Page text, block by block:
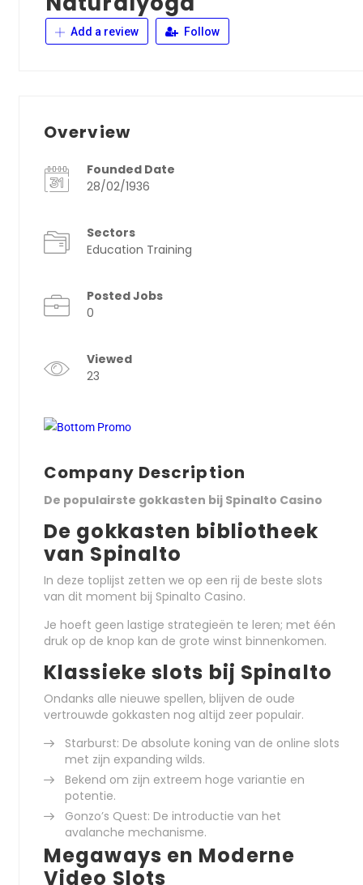
Add a review Follow
Overview
Founded Date
28/02/1936
Sectors
Education Training
Posted Jobs
0
Viewed
23
Company Description
De populairste gokkasten bij Spinalto Casino
De gokkasten bibliotheek
van Spinalto
In deze toplijst zetten we op een rij de beste slots
van dit moment bij Spinalto Casino.
Je hoeft geen lastige strategieën te leren; met één
druk op de knop kan de grote winst binnenkomen.
Klassieke slots bij Spinalto
Ondanks alle nieuwe spellen, blijven de oude
vertrouwde gokkasten nog altijd zeer populair.
Starburst: De absolute koning van de online slots
met zijn expanding wilds.
Bekend om zijn extreem hoge variantie en
potentie.
Gonzo’s Quest: De introductie van het
avalanche mechanisme.
Megaways en Moderne
Video Slots